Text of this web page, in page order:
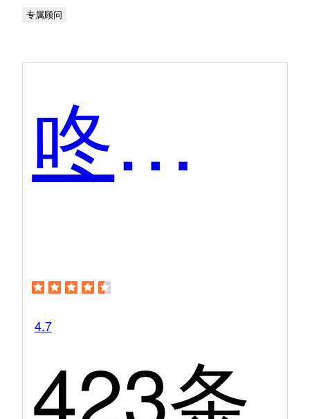
专属顾问
咚咚来客
4.7
423条